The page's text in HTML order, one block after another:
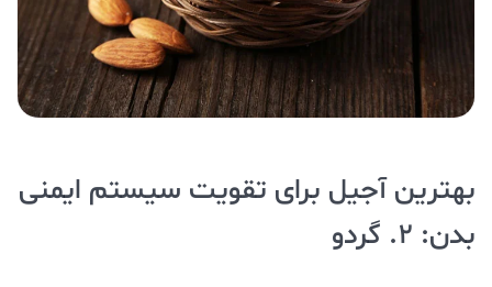
بهترین آجیل برای تقویت سیستم ایمنی
بدن: 2. گردو